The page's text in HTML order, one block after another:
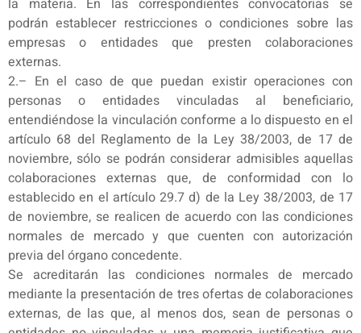
la materia. En las correspondientes convocatorias se
podrán establecer restricciones o condiciones sobre las
empresas o entidades que presten colaboraciones
externas.
2.– En el caso de que puedan existir operaciones con
personas o entidades vinculadas al beneficiario,
entendiéndose la vinculación conforme a lo dispuesto en el
artículo 68 del Reglamento de la Ley 38/2003, de 17 de
noviembre, sólo se podrán considerar admisibles aquellas
colaboraciones externas que, de conformidad con lo
establecido en el artículo 29.7 d) de la Ley 38/2003, de 17
de noviembre, se realicen de acuerdo con las condiciones
normales de mercado y que cuenten con autorización
previa del órgano concedente.
Se acreditarán las condiciones normales de mercado
mediante la presentación de tres ofertas de colaboraciones
externas, de las que, al menos dos, sean de personas o